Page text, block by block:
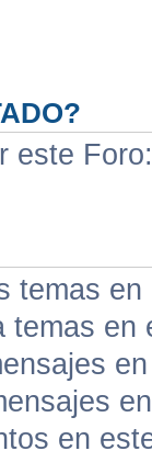
este
temas
temas en
en